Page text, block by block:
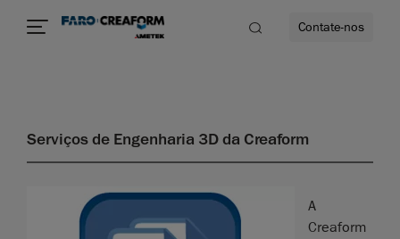
Contate-nos
Serviços de Engenharia 3D da Creaform
A
Creaform